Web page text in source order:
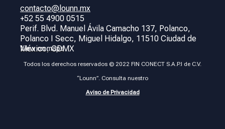
contacto@lounn.mx
+52 55 4900 0515
Perif. Blvd. Manuel Ávila Camacho 137, Polanco,
Polanco I Secc, Miguel Hidalgo, 11510 Ciudad de
México, CDMX
View on maps
Todos los derechos reservados © 2022 FIN CONECT S.A.P.I de C.V.
“Lounn”. Consulta nuestro
Aviso de Privacidad